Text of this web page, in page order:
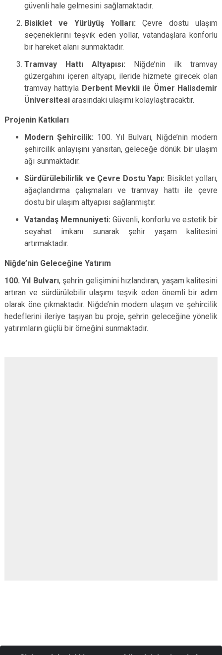
güvenli hale gelmesini sağlamaktadır.
Bisiklet ve Yürüyüş Yolları: Çevre dostu ulaşım
seçeneklerini teşvik eden yollar, vatandaşlara konforlu
bir hareket alanı sunmaktadır.
Tramvay Hattı Altyapısı: Niğde’nin ilk tramvay
güzergahını içeren altyapı, ileride hizmete girecek olan
tramvay hattıyla Derbent Mevkii ile Ömer Halisdemir
Üniversitesi arasındaki ulaşımı kolaylaştıracaktır.
Projenin Katkıları
Modern Şehircilik: 100. Yıl Bulvarı, Niğde’nin modern
şehircilik anlayışını yansıtan, geleceğe dönük bir ulaşım
ağı sunmaktadır.
Sürdürülebilirlik ve Çevre Dostu Yapı: Bisiklet yolları,
ağaçlandırma çalışmaları ve tramvay hattı ile çevre
dostu bir ulaşım altyapısı sağlanmıştır.
Vatandaş Memnuniyeti: Güvenli, konforlu ve estetik bir
seyahat imkanı sunarak şehir yaşam kalitesini
artırmaktadır.
Niğde’nin Geleceğine Yatırım
100. Yıl Bulvarı, şehrin gelişimini hızlandıran, yaşam kalitesini
artıran ve sürdürülebilir ulaşımı teşvik eden önemli bir adım
olarak öne çıkmaktadır. Niğde’nin modern ulaşım ve şehircilik
hedeflerini ileriye taşıyan bu proje, şehrin geleceğine yönelik
yatırımların güçlü bir örneğini sunmaktadır.